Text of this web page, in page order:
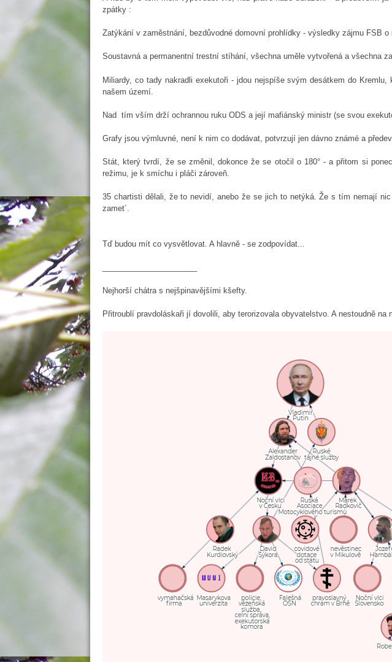
zpátky :
Zatýkání v zaměstnání, bezdůvodné domovní prohlídky - výsledky zájmu FSB
Soustavná a permanentní trestní stíhání, všechna uměle vytvořená a všechna
Miliardy, co tady nakradli exekutoři - jdou nejspíše svým desátkem do
našem území.
Nad tím vším drží ochrannou ruku ODS a její mafiánský ministr (se svou
Grafy jsou výmluvné, není k nim co dodávat, potvrzují jen dávno známé a
Stát, který tvrdí, že se změnil, dokonce že se otočil o 180° - a přitom si
režimu, je k smíchu i pláči zároveň.
35 chartisti dělali, že to nevidí, anebo že se jich to netýká. Že s tím nemají
zamet´.
Tď budou mít co vysvětlovat. A hlavně - se zodpovídat...
Nejhorší chátra s nejšpinavějšími kšefty.
Přitroublí pravdoláskaři jí dovolili, aby terorizovala obyvatelstvo. A nestoudně na